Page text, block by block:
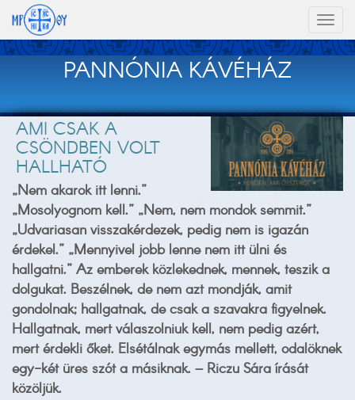
PANNÓNIA KÁVÉHÁZ
AMI CSAK A
CSÖNDBEN VOLT
HALLHATÓ
„Nem akarok itt lenni.”
„Mosolyognom kell.” „Nem, nem mondok semmit.”
„Udvariasan visszakérdezek, pedig nem is igazán
érdekel.” „Mennyivel jobb lenne nem itt ülni és
hallgatni.” Az emberek közlekednek, mennek, teszik a
dolgukat. Beszélnek, de nem azt mondják, amit
gondolnak; hallgatnak, de csak a szavakra figyelnek.
Hallgatnak, mert válaszolniuk kell, nem pedig azért,
mert érdekli őket. Elsétálnak egymás mellett, odalöknek
egy-két üres szót a másiknak. – Riczu Sára írását
közöljük.